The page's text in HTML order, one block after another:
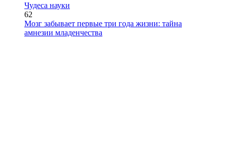
Чудеса науки
62
Мозг забывает первые три года жизни: тайна
амнезии младенчества